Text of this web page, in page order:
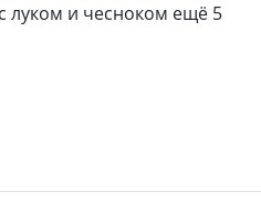
луком и чесноком ещё 5